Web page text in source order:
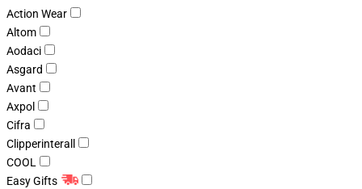
Action Wear
Altom
Aodaci
Asgard
Avant
Axpol
Cifra
Clipperinterall
COOL
Easy Gifts